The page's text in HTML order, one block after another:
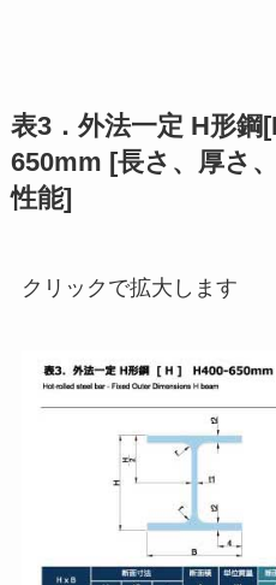
表3．外法一定 H形
650mm [長さ、厚さ
性能]
クリックで拡大します